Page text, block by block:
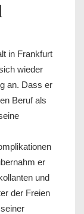
in Frankfurt
wieder
an. Dass er
Beruf als
er
und
der Freien